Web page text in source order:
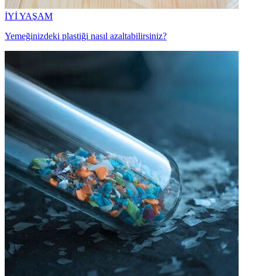
İYİ YAŞAM
Yemeğinizdeki plastiği nasıl azaltabilirsiniz?